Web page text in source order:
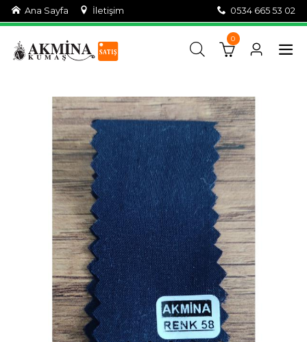
Ana Sayfa İletişim 0534 665 53 02
0